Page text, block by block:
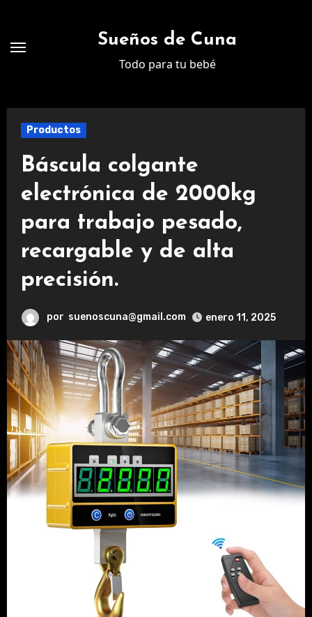
contenido
Sueños de Cuna
Todo para tu bebé
Productos
Báscula colgante
electrónica de 2000kg
para trabajo pesado,
recargable y de alta
precisión.
por suenoscuna@gmail.com enero 11, 2025